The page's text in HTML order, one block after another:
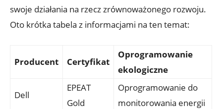
swoje działania na rzecz zrównoważonego rozwoju.
Oto krótka tabela z informacjami na ten temat:
Producent Certyfikat
Oprogramowanie
ekologiczne
Dell
EPEAT
Gold
Oprogramowanie do
monitorowania energii